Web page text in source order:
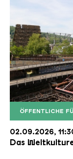
ÖFFENTLICHE
Der
Copyright:
02.09.2026,
Das